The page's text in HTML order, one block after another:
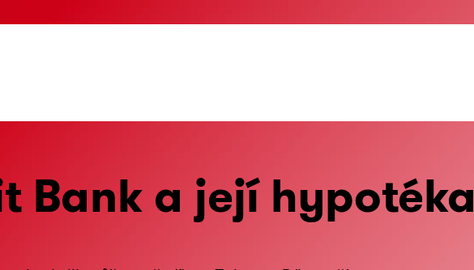
Bank a její hypotéka